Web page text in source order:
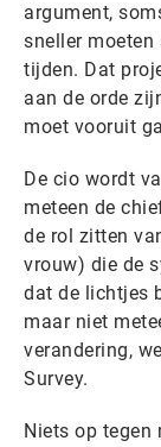
argument,
sneller moeten
tijden. Dat
aan de orde
moet vooruit
De cio wordt
meteen de
de rol zitten
vrouw) die de
dat de lichtjes
maar niet
verandering,
Survey.
Niets op tegen